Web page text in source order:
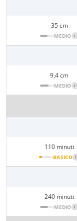
35 cm
MEDIO i
9,4 cm
MEDIO i
110 minuti
BASICO i
240 minuti
MEDIO i